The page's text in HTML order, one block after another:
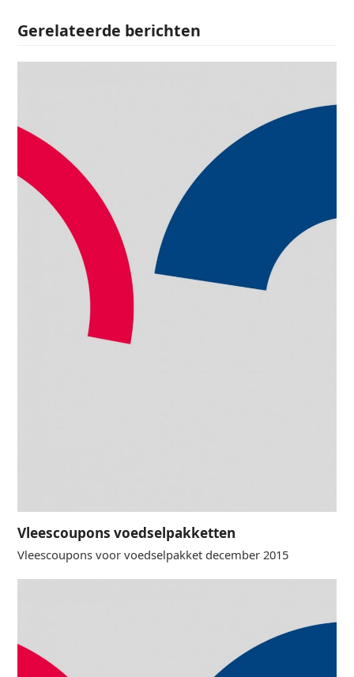
Gerelateerde berichten
Vleescoupons voedselpakketten
Vleescoupons voor voedselpakket december 2015